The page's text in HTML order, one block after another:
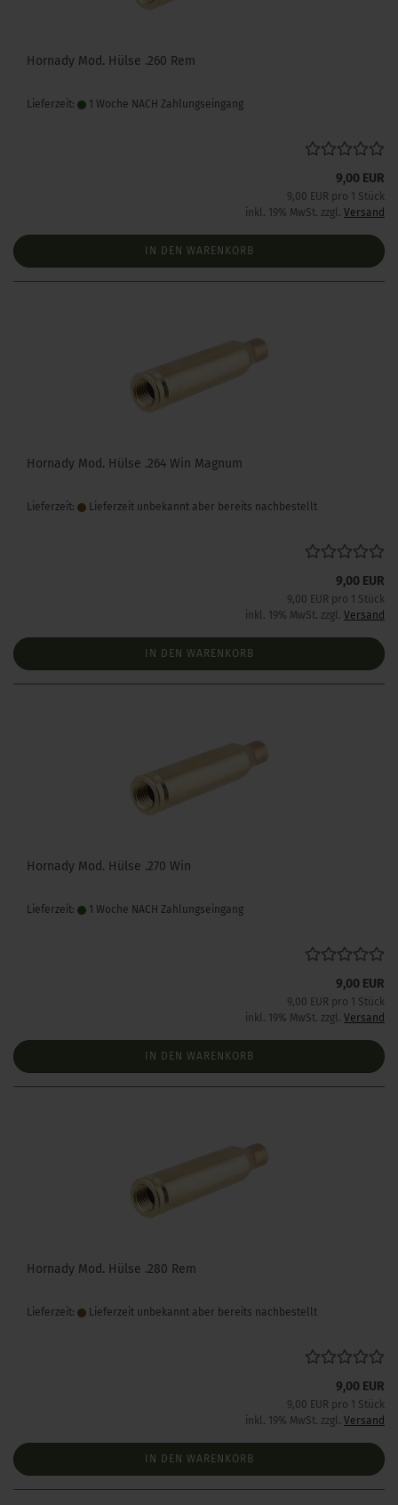
Hornady Mod. Hülse .260 Rem
Lieferzeit: 1 Woche NACH Zahlungseingang
9,00 EUR
9,00 EUR pro 1 Stück
inkl. 19% MwSt. zzgl. Versand
IN DEN WARENKORB
Hornady Mod. Hülse .264 Win Magnum
Lieferzeit: Lieferzeit unbekannt aber bereits nachbestellt
9,00 EUR
9,00 EUR pro 1 Stück
inkl. 19% MwSt. zzgl. Versand
IN DEN WARENKORB
Hornady Mod. Hülse .270 Win
Lieferzeit: 1 Woche NACH Zahlungseingang
9,00 EUR
9,00 EUR pro 1 Stück
inkl. 19% MwSt. zzgl. Versand
IN DEN WARENKORB
Hornady Mod. Hülse .280 Rem
Lieferzeit: Lieferzeit unbekannt aber bereits nachbestellt
9,00 EUR
9,00 EUR pro 1 Stück
inkl. 19% MwSt. zzgl. Versand
IN DEN WARENKORB